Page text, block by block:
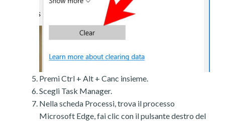
Premi Ctrl + Alt + Canc insieme.
Scegli Task Manager.
Nella scheda Processi, trova il processo
Microsoft Edge, fai clic con il pulsante destro del